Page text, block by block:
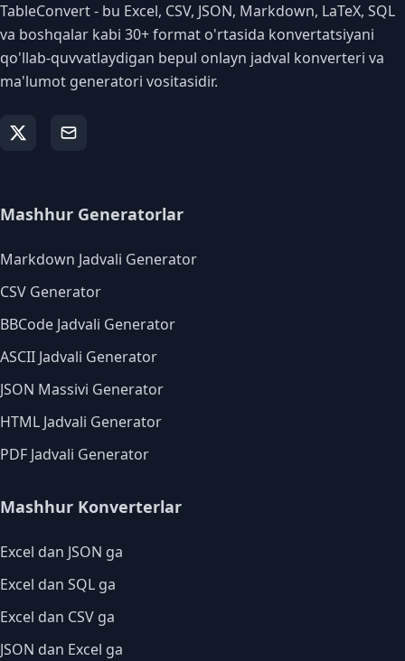
TableConvert - bu Excel, CSV, JSON, Markdown, LaTeX, SQL
va boshqalar kabi 30+ format o'rtasida konvertatsiyani
qo'llab-quvvatlaydigan bepul onlayn jadval konverteri va
ma'lumot generatori vositasidir.
Mashhur Generatorlar
Markdown Jadvali Generator
CSV Generator
BBCode Jadvali Generator
ASCII Jadvali Generator
JSON Massivi Generator
HTML Jadvali Generator
PDF Jadvali Generator
Mashhur Konverterlar
Excel dan JSON ga
Excel dan SQL ga
Excel dan CSV ga
JSON dan Excel ga